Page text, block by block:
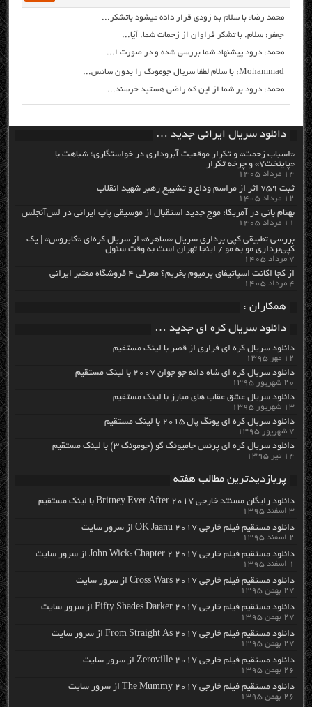
محمد رضا: با سلام به زودی قرار داده میشود باتشکر...
جعفر: سلام. با تشکر فراوان از زحمات شما. آیا...
محمد: درود پیشنهاد شما بررسی شده و در صورت ا...
Mohammad: با سلام لطفا سریال جومونگ را بدون سانس...
محمد: درود بر شما از این که راضی هستید خرسند...
دانلود سریال ایرانی جدید …
«اسباب زحمت» و تکرار موقعیت آبروداری در خواستگاری؛ شباهت با
«پایتخت۷» و چرخه تکرار
۱۴ مرداد ۱۴۰۵
ثبت ۷۵۹ اثر از مراسم وداع و تشییع رهبر شهید انقلاب
۱۲ مرداد ۱۴۰۵
بهنام بانی در آمریکا: موج جدید استقبال از موسیقی پاپ ایرانی در لس‌آنجلس
۱۱ مرداد ۱۴۰۵
بررسی تطبیقی کپی برداری سریال «ساهره» از سریال کره‌ای «کایروس» | یک
کپی‌برداری مو به مو / اینجا تهران است به وقت سئول
۷ مرداد ۱۴۰۵
از کجا اکانت اسپاتیفای پرمیوم بخریم؟ معرفی ۴ فروشگاه معتبر ایرانی
۴ مرداد ۱۴۰۵
همکاران :
دانلود سریال کره ای جدید …
دانلود سریال کره ای فراری از قصر با لینک مستقیم
۱۲ مهر ۱۳۹۵
دانلود سریال کره ای شاه دائه جو جوان ۲۰۰۷ با لینک مستقیم
۲۰ شهریور ۱۳۹۵
دانلود سریال عشق عقاب های مبارز با لینک مستقیم
۱۳ شهریور ۱۳۹۵
دانلود سریال کره ای یونگ پال ۲۰۱۵ با لینک مستقیم
۷ شهریور ۱۳۹۵
دانلود سریال کره ای پرنس جامیونگ گو (جومونگ ۳) با لینک مستقیم
۱۴ تیر ۱۳۹۵
پربازدیدترین مطالب هفته
دانلود رایگان مسنتد خارجی Britney Ever After 2017 با لینک مستقیم
۳ اسفند ۱۳۹۵
دانلود مستقیم فیلم خارجی OK Jaanu 2017 از سرور سایت
۲ اسفند ۱۳۹۵
دانلود مستقیم فیلم خارجی John Wick: Chapter 2 2017 از سرور سایت
۱ اسفند ۱۳۹۵
دانلود مستقیم فیلم خارجی Cross Wars 2017 از سرور سایت
۲۷ بهمن ۱۳۹۵
دانلود مستقیم فیلم خارجی Fifty Shades Darker 2017 از سرور سایت
۲۷ بهمن ۱۳۹۵
دانلود مستقیم فیلم خارجی From Straight As 2017 از سرور سایت
۲۷ بهمن ۱۳۹۵
دانلود مستقیم فیلم خارجی Zeroville 2017 از سرور سایت
۲۶ بهمن ۱۳۹۵
دانلود مستقیم فیلم خارجی The Mummy 2017 از سرور سایت
۲۶ بهمن ۱۳۹۵